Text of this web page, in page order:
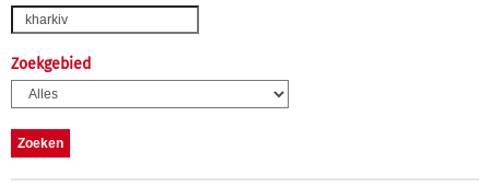
Zoekgebied